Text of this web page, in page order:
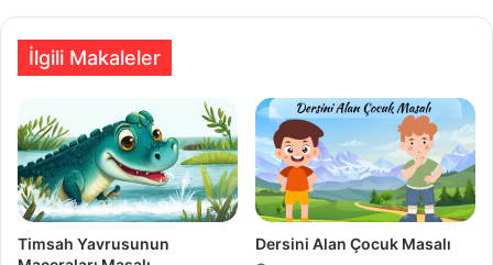
İlgili Makaleler
Timsah Yavrusunun
Dersini Alan Çocuk Masalı